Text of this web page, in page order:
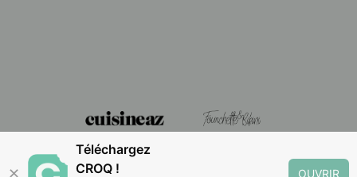
✕
Téléchargez
CROQ !
OUVRIR